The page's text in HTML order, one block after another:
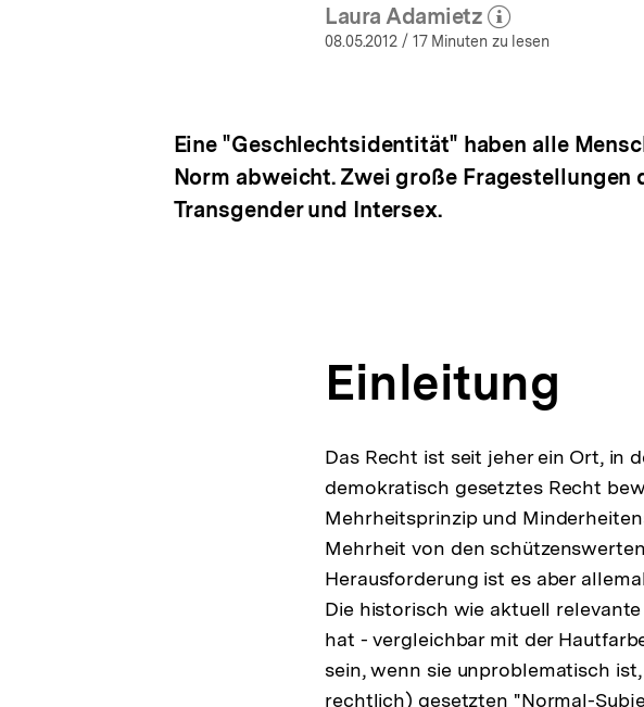
Laura Adamietz
(Mehr zum Autor)
öffnen
08.05.2012 / 17 Minuten zu lesen
Eine "Geschlechtsidentität" haben alle
Norm abweicht. Zwei große
Transgender und Intersex.
Einleitung
Das Recht ist seit jeher ein Ort, in
demokratisch gesetztes Recht
Mehrheitsprinzip und
Mehrheit von den
Herausforderung ist es aber
Die historisch wie aktuell
hat - vergleichbar mit der
sein, wenn sie unproblematisch
rechtlich) gesetzten "Normal-